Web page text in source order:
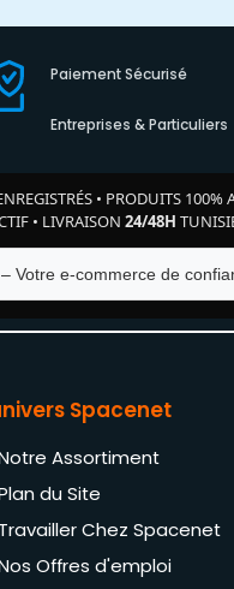
Paiement Sécurisé
Entreprises & Particuliers
• PRODUITS 100%
• LIVRAISON 24/48H
Votre e-commerce de
Spacenet
Assortiment
du Site
Travailler Chez Spacenet
Offres d'emploi